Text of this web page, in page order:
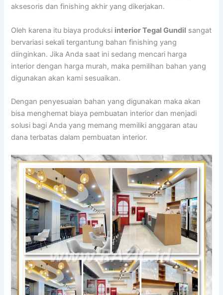
aksesoris dan finishing akhir yang dikerjakan.
Oleh karena itu biaya produksi interior Tegal Gundil sangat
bervariasi sekali tergantung bahan finishing yang
diinginkan. Jika Anda saat ini sedang mencari harga
interior dengan harga murah, maka pemilihan bahan yang
digunakan akan kami sesuaikan.
Dengan penyesuaian bahan yang digunakan maka akan
bisa menghemat biaya pembuatan interior dan menjadi
solusi bagi Anda yang memang memiliki anggaran atau
dana terbatas dalam pembuatan interior.